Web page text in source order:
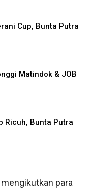
Cup, Bunta Putra
Matindok & JOB
Ricuh, Bunta Putra
para